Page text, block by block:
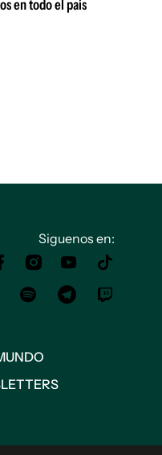
en todo el país
Siguenos en: